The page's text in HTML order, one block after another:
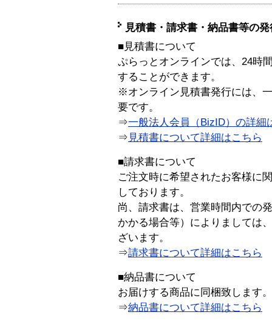
見積書・請求書・納品書等の
■見積書について
ぷらっとオンラインでは、24時
することができます。
※オンライン見積書発行には、
要です。
⇒一般法人会員（BizID）の詳細
⇒ 見積書について詳細はこちら
■請求書について
ご注文時に希望されたお客様に
しております。
尚、請求書は、営業時間内での
かかる場合等）によりましては
ざいます。
⇒請求書について詳細はこちら
■納品書について
お届けする商品に同梱致します。
⇒納品書について詳細はこちら